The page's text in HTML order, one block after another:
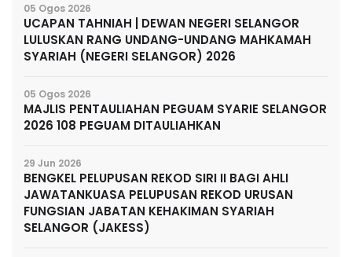
05 Ogos 2026
UCAPAN TAHNIAH | DEWAN NEGERI SELANGOR
LULUSKAN RANG UNDANG-UNDANG MAHKAMAH
SYARIAH (NEGERI SELANGOR) 2026
05 Ogos 2026
MAJLIS PENTAULIAHAN PEGUAM SYARIE SELANGOR
2026 108 PEGUAM DITAULIAHKAN
29 Jun 2026
BENGKEL PELUPUSAN REKOD SIRI II BAGI AHLI
JAWATANKUASA PELUPUSAN REKOD URUSAN
FUNGSIAN JABATAN KEHAKIMAN SYARIAH
SELANGOR (JAKESS)